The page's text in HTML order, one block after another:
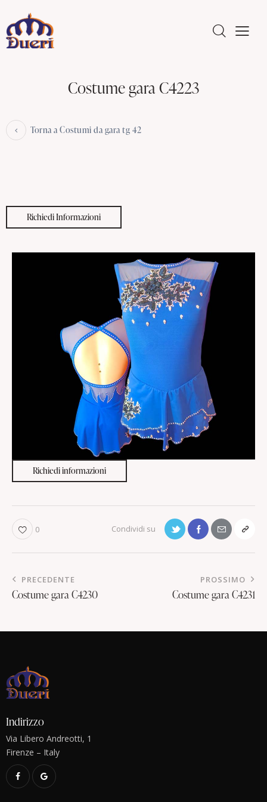
Costume gara C4223
Torna a Costumi da gara tg 42
Richiedi Informazioni
Richiedi informazioni
0
PRECEDENTE
Costume gara C4230
PROSSIMO
Costume gara C4231
Indirizzo
Via Libero Andreotti, 1
Firenze – Italy